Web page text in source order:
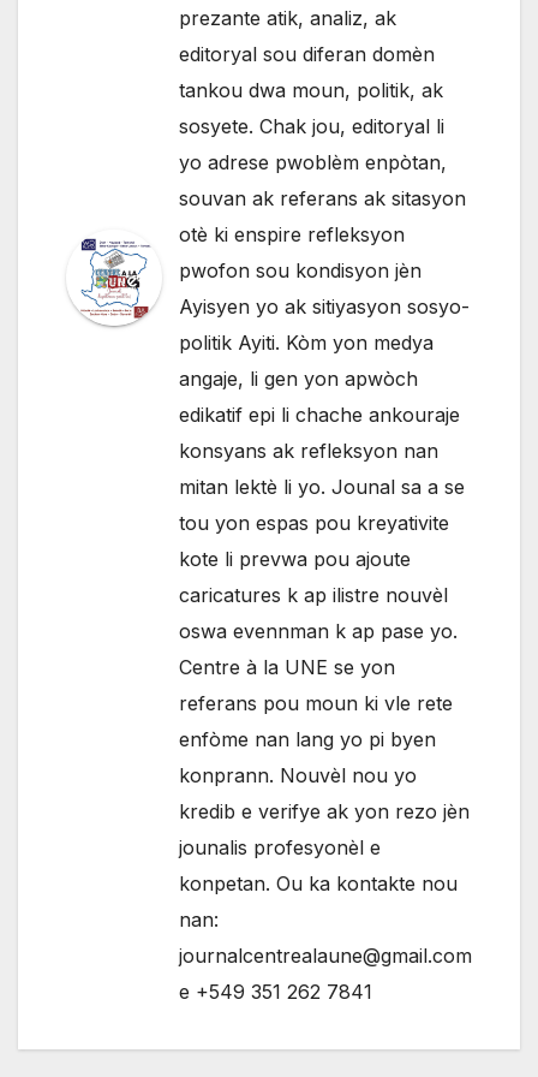
prezante atik, analiz, ak
editoryal sou diferan domèn
tankou dwa moun, politik, ak
sosyete. Chak jou, editoryal li
yo adrese pwoblèm enpòtan,
souvan ak referans ak sitasyon
otè ki enspire refleksyon
pwofon sou kondisyon jèn
Ayisyen yo ak sitiyasyon sosyo-
politik Ayiti. Kòm yon medya
angaje, li gen yon apwòch
edikatif epi li chache ankouraje
konsyans ak refleksyon nan
mitan lektè li yo. Jounal sa a se
tou yon espas pou kreyativite
kote li prevwa pou ajoute
caricatures k ap ilistre nouvèl
oswa evennman k ap pase yo.
Centre à la UNE se yon
referans pou moun ki vle rete
enfòme nan lang yo pi byen
konprann. Nouvèl nou yo
kredib e verifye ak yon rezo jèn
jounalis profesyonèl e
konpetan. Ou ka kontakte nou
nan:
journalcentrealaune@gmail.com
e +549 351 262 7841